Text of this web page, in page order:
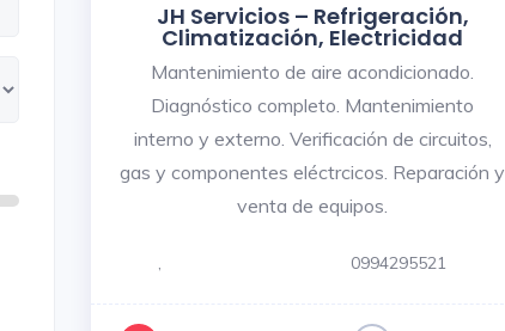
JH Servicios – Refrigeración,
Climatización, Electricidad
Mantenimiento de aire acondicionado.
Diagnóstico completo. Mantenimiento
interno y externo. Verificación de circuitos,
gas y componentes eléctrcicos. Reparación y
venta de equipos.
, 0994295521